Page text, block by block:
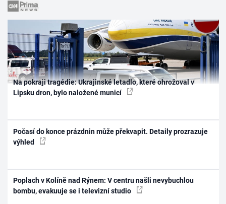
Na pokraji tragédie: Ukrajinské letadlo, které ohrožoval v
Lipsku dron, bylo naložené municí
Počasí do konce prázdnin může překvapit. Detaily prozrazuje
výhled
Poplach v Kolíně nad Rýnem: V centru našli nevybuchlou
bombu, evakuuje se i televizní studio